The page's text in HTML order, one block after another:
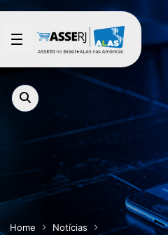
Pular para o Conteúdo principal
Home
Notícias